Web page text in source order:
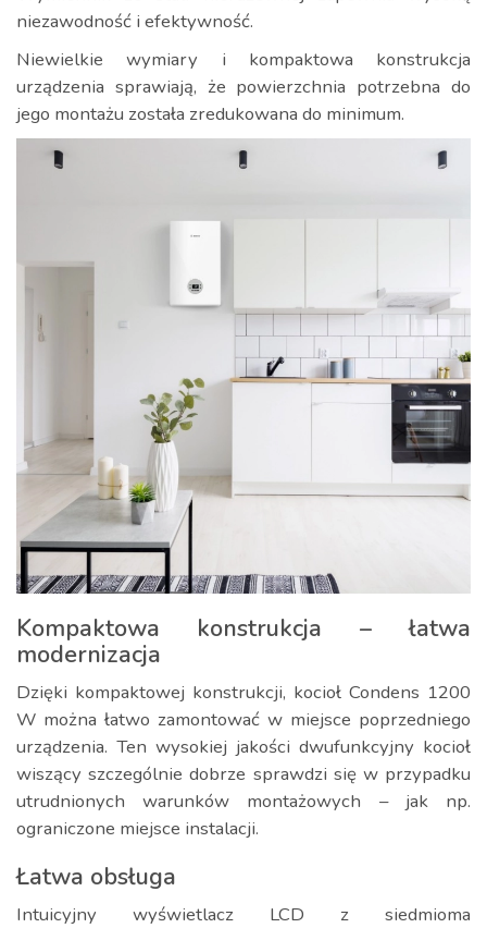
niezawodność i efektywność.
Niewielkie wymiary i kompaktowa konstrukcja
urządzenia sprawiają, że powierzchnia potrzebna do
jego montażu została zredukowana do minimum.
Kompaktowa konstrukcja – łatwa
modernizacja
Dzięki kompaktowej konstrukcji, kocioł Condens 1200
W można łatwo zamontować w miejsce poprzedniego
urządzenia. Ten wysokiej jakości dwufunkcyjny kocioł
wiszący szczególnie dobrze sprawdzi się w przypadku
utrudnionych warunków montażowych – jak np.
ograniczone miejsce instalacji.
Łatwa obsługa
Intuicyjny wyświetlacz LCD z siedmioma